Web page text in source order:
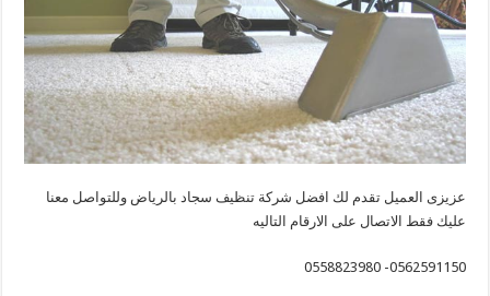
عزيزى العميل تقدم لك افضل شركة تنظيف سجاد بالرياض وللتواصل معنا
عليك فقط الاتصال على الارقام التاليه
0562591150- 0558823980